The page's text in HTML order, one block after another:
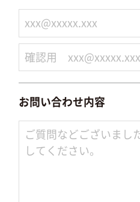
お問い合わせ内容